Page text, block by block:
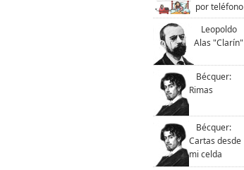
por teléfono
Leopoldo
Alas "Clarín"
Bécquer:
Rimas
Bécquer:
Cartas desde
mi celda